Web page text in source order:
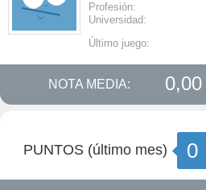
Profesión:
Universidad:
Último juego:
NOTA MEDIA: 0,00
PUNTOS (último mes) 0